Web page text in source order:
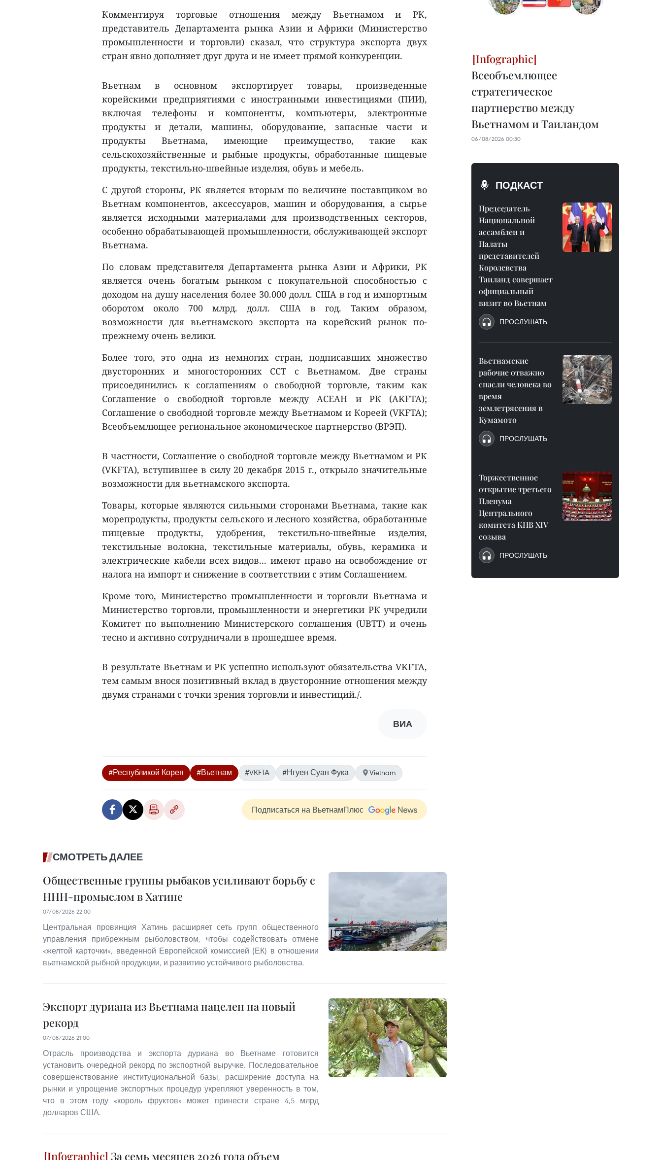
Комментируя торговые отношения между Вьетнамом и РК,
представитель Департамента рынка Азии и Африки (Министерство
промышленности и торговли) сказал, что структура экспорта двух
стран явно дополняет друг друга и не имеет прямой конкуренции.
Вьетнам в основном экспортирует товары, произведенные
корейскими предприятиями с иностранными инвестициями (ПИИ),
включая телефоны и компоненты, компьютеры, электронные
продукты и детали, машины, оборудование, запасные части и
продукты Вьетнама, имеющие преимущество, такие как
сельскохозяйственные и рыбные продукты, обработанные пищевые
продукты, текстильно-швейные изделия, обувь и мебель.
С другой стороны, РК является вторым по величине поставщиком во
Вьетнам компонентов, аксессуаров, машин и оборудования, а сырье
является исходными материалами для производственных секторов,
особенно обрабатывающей промышленности, обслуживающей экспорт
Вьетнама.
По словам представителя Департамента рынка Азии и Африки, РК
является очень богатым рынком с покупательной способностью с
доходом на душу населения более 30.000 долл. США в год и импортным
оборотом около 700 млрд. долл. США в год. Таким образом,
возможности для вьетнамского экспорта на корейский рынок по-
прежнему очень велики.
Более того, это одна из немногих стран, подписавших множество
двусторонних и многосторонних ССТ с Вьетнамом. Две страны
присоединились к соглашениям о свободной торговле, таким как
Соглашение о свободной торговле между АСЕАН и РК (AKFTA);
Соглашение о свободной торговле между Вьетнамом и Кореей (VKFTA);
Всеобъемлющее региональное экономическое партнерство (ВРЭП).
В частности, Соглашение о свободной торговле между Вьетнамом и РК
(VKFTA), вступившее в силу 20 декабря 2015 г., открыло значительные
возможности для вьетнамского экспорта.
Товары, которые являются сильными сторонами Вьетнама, такие как
морепродукты, продукты сельского и лесного хозяйства, обработанные
пищевые продукты, удобрения, текстильно-швейные изделия,
текстильные волокна, текстильные материалы, обувь, керамика и
электрические кабели всех видов... имеют право на освобождение от
налога на импорт и снижение в соответствии с этим Соглашением.
Кроме того, Министерство промышленности и торговли Вьетнама и
Министерство торговли, промышленности и энергетики РК учредили
Комитет по выполнению Министерского соглашения (UBTT) и очень
тесно и активно сотрудничали в прошедшее время.
В результате Вьетнам и РК успешно используют обязательства VKFTA,
тем самым внося позитивный вклад в двусторонние отношения между
двумя странами с точки зрения торговли и инвестиций./.
ВИА
#Республикой Корея #Вьетнам #VKFTA #Нгуен Суан Фука Vietnam
Подписаться на ВьетнамПлюс
СМОТРЕТЬ ДАЛЕЕ
Общественные группы рыбаков усиливают борьбу с
ННН-промыслом в Хатине
07/08/2026 22:00
Центральная провинция Хатинь расширяет сеть групп общественного
управления прибрежным рыболовством, чтобы содействовать отмене
«желтой карточки», введенной Европейской комиссией (ЕК) в отношении
вьетнамской рыбной продукции, и развитию устойчивого рыболовства.
Экспорт дуриана из Вьетнама нацелен на новый
рекорд
07/08/2026 21:00
Отрасль производства и экспорта дуриана во Вьетнаме готовится
установить очередной рекорд по экспортной выручке. Последовательное
совершенствование институциональной базы, расширение доступа на
рынки и упрощение экспортных процедур укрепляют уверенность в том,
что в этом году «король фруктов» может принести стране 4,5 млрд
долларов США.
За семь месяцев 2026 года объем
Всеобъемлющее
стратегическое
партнерство между
Вьетнамом и Таиландом
06/08/2026 00:30
ПОДКАСТ
Председатель
Национальной
ассамблеи и
Палаты
представителей
Королевства
Таиланд совершает
официальный
визит во Вьетнам
ПРОСЛУШАТЬ
Вьетнамские
рабочие отважно
спасли человека во
время
землетрясения в
Кумамото
ПРОСЛУШАТЬ
Торжественное
открытие третьего
Пленума
Центрального
комитета КПВ XIV
созыва
ПРОСЛУШАТЬ